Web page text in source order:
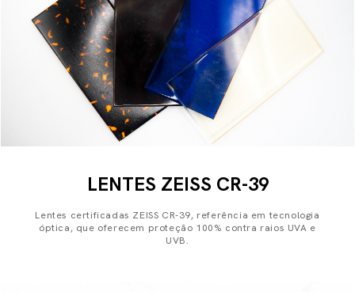
LENTES ZEISS CR-39
Lentes certificadas ZEISS CR-39, referência em tecnologia
óptica, que oferecem proteção 100% contra raios UVA e
UVB.